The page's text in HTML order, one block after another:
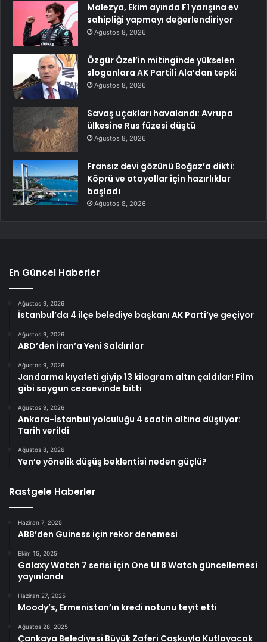
Malezya, Ekim ayında F1 yarışına ev
sahipliği yapmayı değerlendiriyor
Ağustos 8, 2026
Özgür Özel’in mitinginde yükselen
sloganlara AK Partili Ala’dan tepki
Ağustos 8, 2026
Savaş uçakları havalandı: Avrupa
ülkesine Rus füzesi düştü
Ağustos 8, 2026
Fransız devi gözünü Boğaz’a dikti:
Köprü ve otoyollar için hazırlıklar
başladı
Ağustos 8, 2026
En Güncel Haberler
Ağustos 9, 2026
İstanbul’da 4 ilçe belediye başkanı AK Parti’ye geçiyor
Ağustos 9, 2026
ABD’den İran’a Yeni Saldırılar
Ağustos 9, 2026
Jandarma kıyafeti giyip 13 kilogram altın çaldılar! Film
gibi soygun cezaevinde bitti
Ağustos 9, 2026
Ankara-İstanbul yolculuğu 4 saatin altına düşüyor:
Tarih verildi
Ağustos 8, 2026
Yen’e yönelik düşüş beklentisi neden güçlü?
Rastgele Haberler
Haziran 7, 2025
ABB’den Guiness için rekor denemesi
Ekim 15, 2025
Galaxy Watch 7 serisi için One UI 8 Watch güncellemesi
yayınlandı
Haziran 27, 2025
Moody’s, Ermenistan’ın kredi notunu teyit etti
Ağustos 28, 2025
Çankaya Belediyesi Büyük Zaferi Coşkuyla Kutlayacak